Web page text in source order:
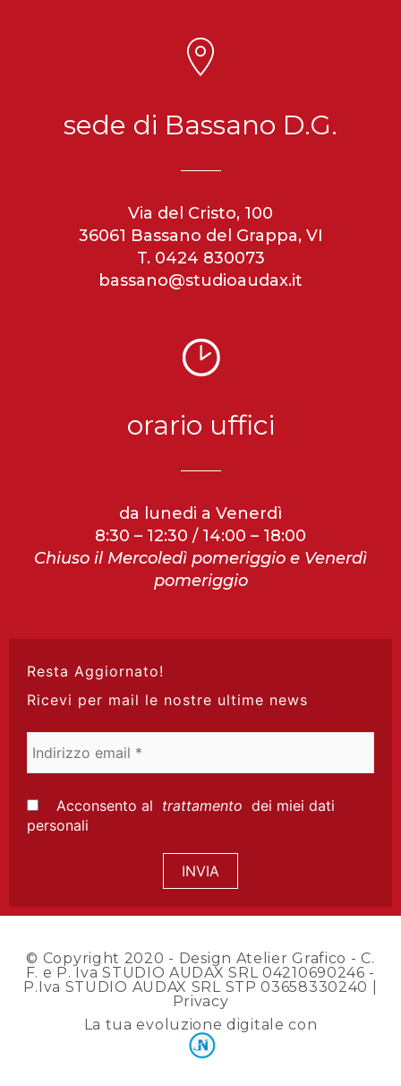
sede di Bassano D.G.
Via del Cristo, 100
36061 Bassano del Grappa, VI
T. 0424 830073
bassano@studioaudax.it
orario uffici
da lunedi a Venerdì
8:30 – 12:30 / 14:00 – 18:00
Chiuso il Mercoledì pomeriggio e Venerdì
pomeriggio
Resta Aggiornato!
Ricevi per mail le nostre ultime news
email
Acconsento al trattamento dei miei dati
personali
© Copyright 2020 - Design Atelier Grafico - C.
F. e P. Iva STUDIO AUDAX SRL 04210690246 -
P.Iva STUDIO AUDAX SRL STP 03658330240 |
Privacy
La tua evoluzione digitale con